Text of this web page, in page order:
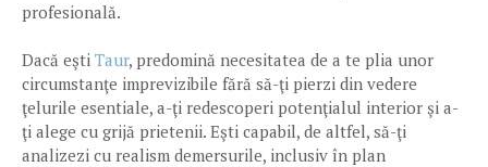
profesională.
Dacă eşti Taur, predomină necesitatea de a te plia unor
circumstanţe imprevizibile fără să-ţi pierzi din vedere
ţelurile esentiale, a-ţi redescoperi potenţialul interior şi a-
ţi alege cu grijă prietenii. Eşti capabil, de altfel, să-ţi
analizezi cu realism demersurile, inclusiv în plan